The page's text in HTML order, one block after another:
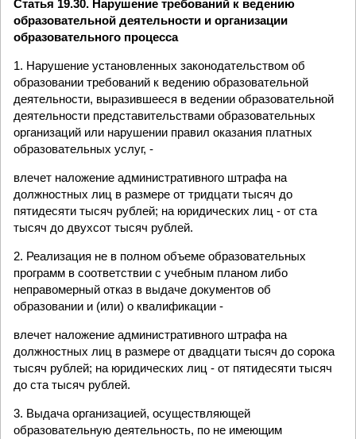
Статья 19.30. Нарушение требований к ведению
образовательной деятельности и организации
образовательного процесса
1. Нарушение установленных законодательством об
образовании требований к ведению образовательной
деятельности, выразившееся в ведении образовательной
деятельности представительствами образовательных
организаций или нарушении правил оказания платных
образовательных услуг, -
влечет наложение административного штрафа на
должностных лиц в размере от тридцати тысяч до
пятидесяти тысяч рублей; на юридических лиц - от ста
тысяч до двухсот тысяч рублей.
2. Реализация не в полном объеме образовательных
программ в соответствии с учебным планом либо
неправомерный отказ в выдаче документов об
образовании и (или) о квалификации -
влечет наложение административного штрафа на
должностных лиц в размере от двадцати тысяч до сорока
тысяч рублей; на юридических лиц - от пятидесяти тысяч
до ста тысяч рублей.
3. Выдача организацией, осуществляющей
образовательную деятельность, по не имеющим